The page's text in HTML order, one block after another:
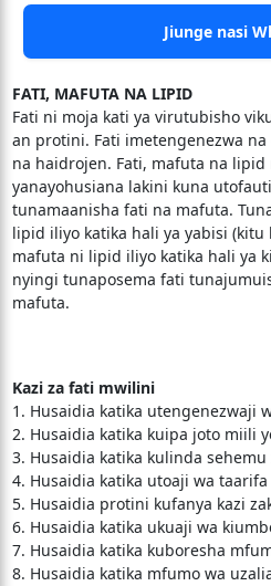
Jiunge nasi
FATI, MAFUTA NA LIPID
Fati ni moja kati ya virutubisho
an protini. Fati imetengenezwa
na haidrojen. Fati, mafuta na
yanayohusiana lakini kuna
tunamaanisha fati na mafuta.
lipid iliyo katika hali ya yabisi
mafuta ni lipid iliyo katika hali ya
nyingi tunaposema fati
mafuta.
Kazi za fati mwilini
1. Husaidia katika utengenezwaji
2. Husaidia katika kuipa joto miili
3. Husaidia katika kulinda
4. Husaidia katika utoaji wa
5. Husaidia protini kufanya kazi
6. Husaidia katika ukuaji wa
7. Husaidia katika kuboresha
8. Husaidia katika mfumo wa